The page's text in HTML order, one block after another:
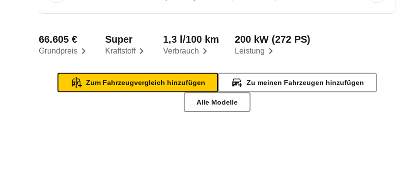
Grundpreis
66.605 €
Kraftstoff
Super
Verbrauch
1,3 l/100 km
Leistung
200 kW (272 PS)
Zum Fahrzeugvergleich hinzufügen Zu meinen Fahrzeugen hinzufügen
Alle Modelle